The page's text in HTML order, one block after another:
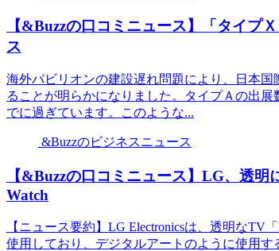
【&Buzzの口コミニュース】「タイ
ス
海外パビリオンの建設遅れ問題により、日本
ることが明らかになりました。タイプＡの出
でに過ぎています。このような...
&Buzzのビジネスニュース
【&Buzzの口コミニュース】LG、透
Watch
【ニュース要約】LG Electronicsは、透明な
使用しており、デジタルアートのように使用